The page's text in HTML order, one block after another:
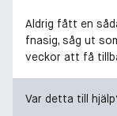
Aldrig fått en
fnasig, såg ut
veckor att få
Var detta till